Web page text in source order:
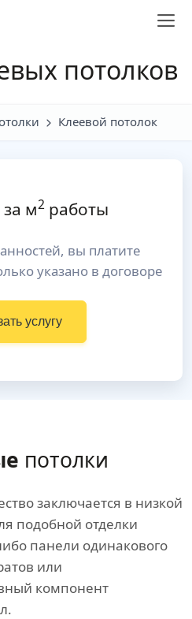
потолков
Клеевой потолок
за м2работы
вы платите
указано в договоре
услугу
потолки
заключается в низкой
подобной отделки
панели одинакового
или
компонент